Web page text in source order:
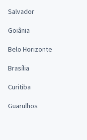
Salvador
Goiânia
Belo Horizonte
Brasília
Curitiba
Guarulhos